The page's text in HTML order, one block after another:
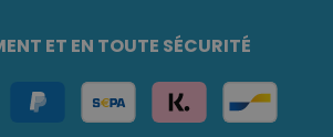
ET EN TOUTE SÉCURITÉ